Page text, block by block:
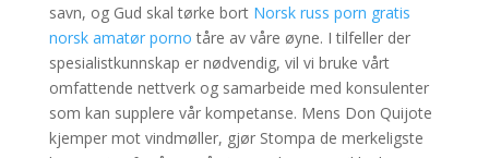
savn, og Gud skal tørke bort Norsk russ porn gratis
norsk amatør porno tåre av våre øyne. I tilfeller der
spesialistkunnskap er nødvendig, vil vi bruke vårt
omfattende nettverk og samarbeide med konsulenter
som kan supplere vår kompetanse. Mens Don Quijote
kjemper mot vindmøller, gjør Stompa de merkeligste